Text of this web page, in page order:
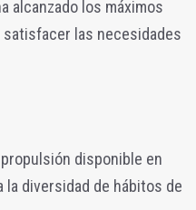
alcanzado los máximos
las necesidades
disponible en
la diversidad de hábitos de